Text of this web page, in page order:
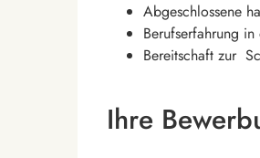
Abgeschlossene
Berufserfahrung
Bereitschaft zur
Ihre